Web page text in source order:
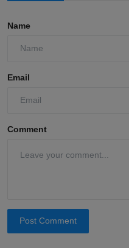
Name
Email
Comment
Post Comment